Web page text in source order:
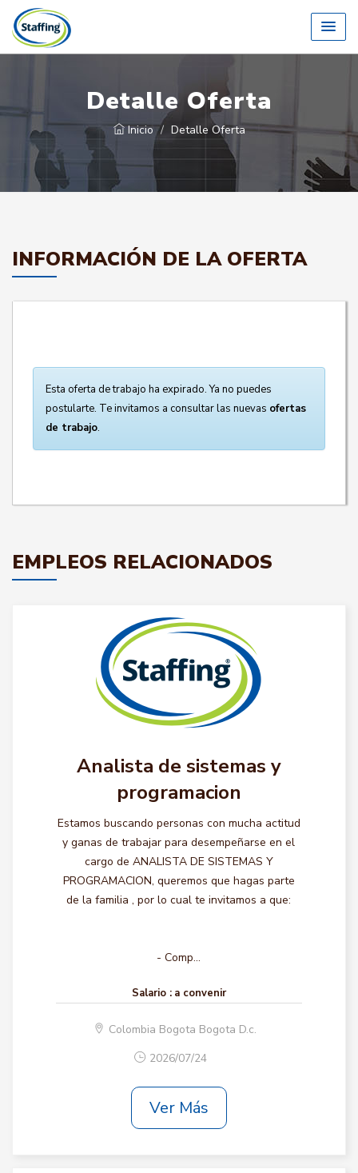
Detalle Oferta
Inicio Detalle Oferta
INFORMACIÓN DE LA OFERTA
Esta oferta de trabajo ha expirado. Ya no puedes
postularte. Te invitamos a consultar las nuevas ofertas
de trabajo.
EMPLEOS RELACIONADOS
Analista de sistemas y
programacion
Estamos buscando personas con mucha actitud
y ganas de trabajar para desempeñarse en el
cargo de ANALISTA DE SISTEMAS Y
PROGRAMACION, queremos que hagas parte
de la familia , por lo cual te invitamos a que:
- Comp...
Salario : a convenir
Colombia Bogota Bogota D.c.
2026/07/24
Ver Más